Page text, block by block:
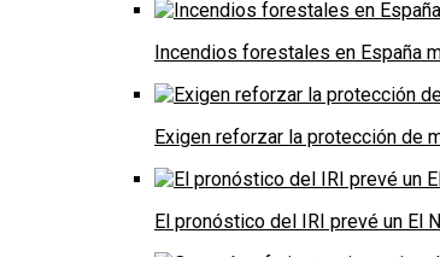
Incendios forestales en España
Exigen reforzar la protección de
El pronóstico del IRI prevé un El